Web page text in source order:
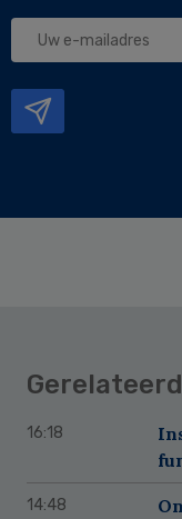
Uw
16:18
14:48